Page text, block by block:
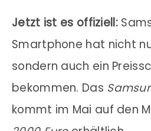
Jetzt ist es offiziell:
Smartphone hat nicht
sondern auch ein
bekommen. Das
kommt im Mai auf den